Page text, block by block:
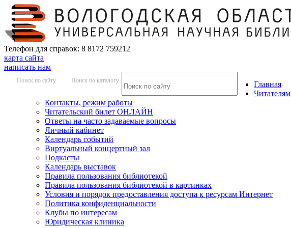
Телефон для справок: 8 8172 759212
карта сайта
написать нам
Поиск по сайту Поиск по каталогу
Главная
Читателям
Контакты, режим работы
Читательский билет ОНЛАЙН
Ответы на часто задаваемые вопросы
Личный кабинет
Календарь событий
Виртуальный концертный зал
Подкасты
Календарь выставок
Правила пользования библиотекой
Правила пользования библиотекой в картинках
Условия и порядок предоставления доступа к ресурсам Интернет
Политика конфиденциальности
Клубы по интересам
Юридическая клиника